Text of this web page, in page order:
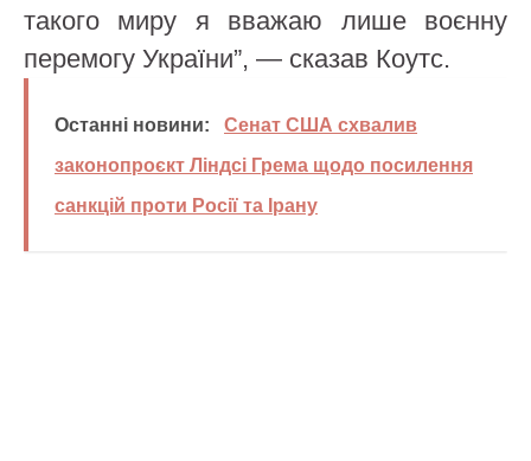
такого миру я вважаю лише воєнну
перемогу України”, — сказав Коутс.
Останні новини:
Сенат США схвалив
законопроєкт Ліндсі Грема щодо посилення
санкцій проти Росії та Ірану